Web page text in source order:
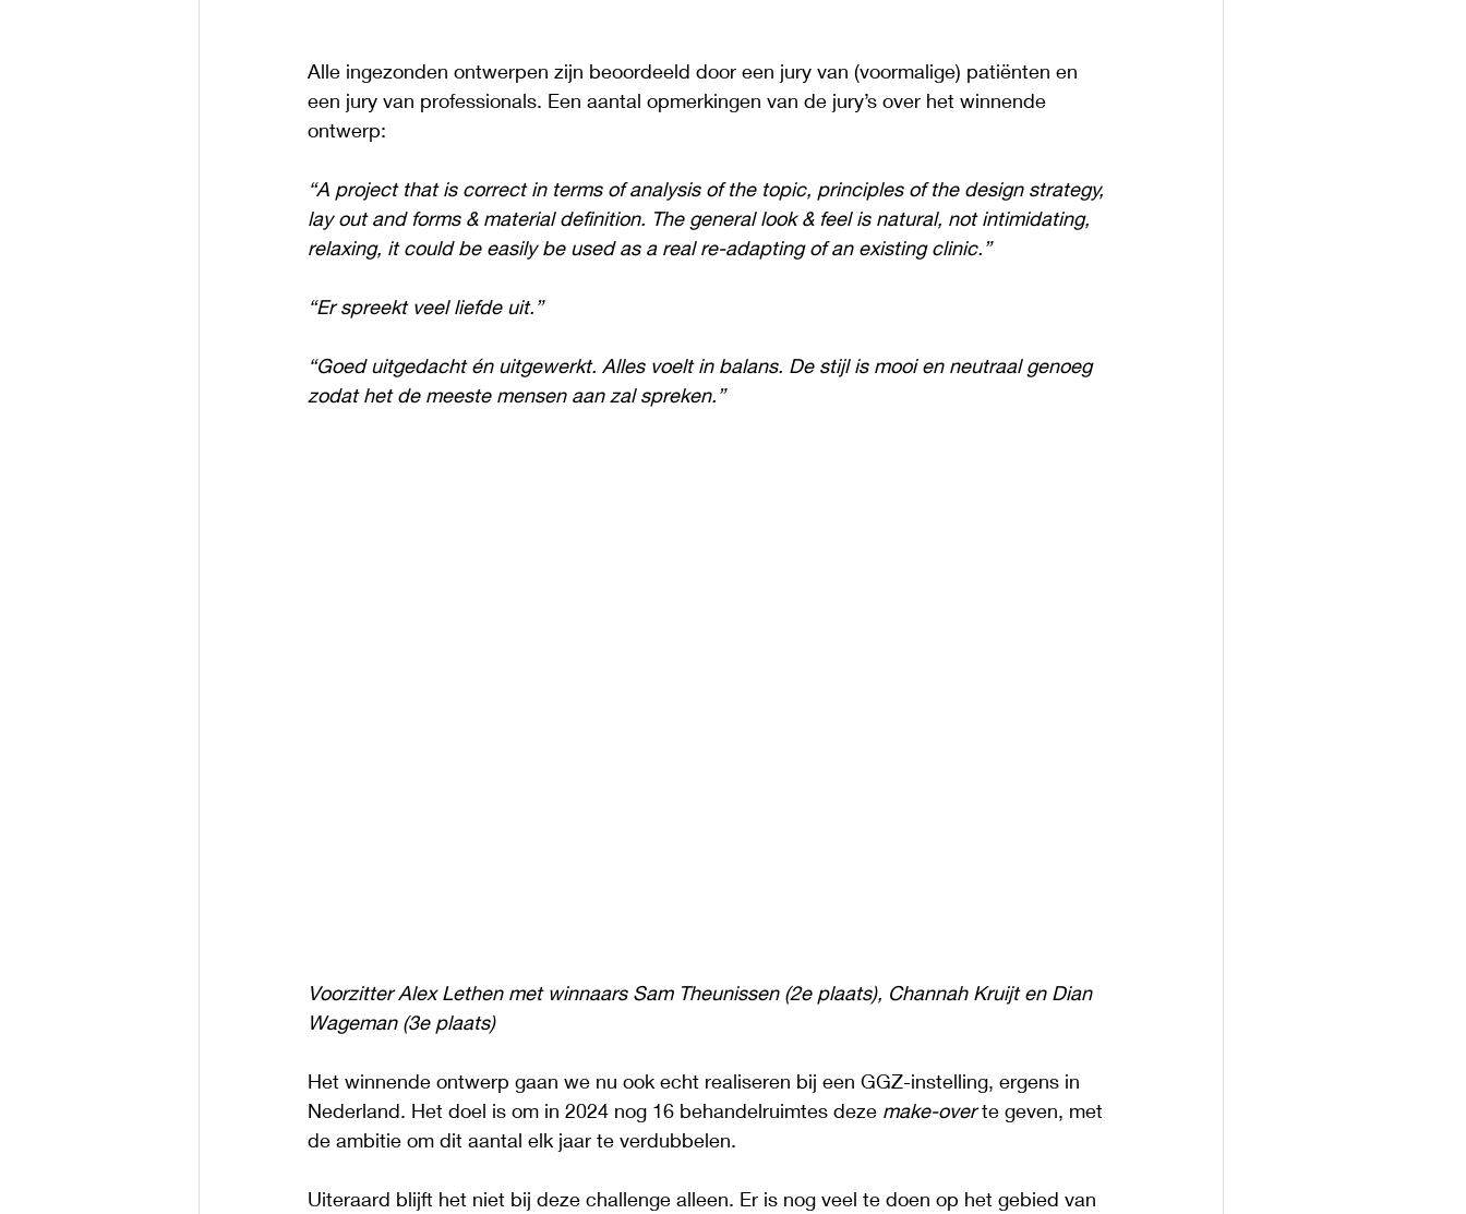
Alle ingezonden ontwerpen zijn beoordeeld door een jury van (voormalige) patiënten en
een jury van professionals. Een aantal opmerkingen van de jury’s over het winnende
ontwerp:
“A project that is correct in terms of analysis of the topic, principles of the design strategy,
lay out and forms & material definition. The general look & feel is natural, not intimidating,
relaxing, it could be easily be used as a real re-adapting of an existing clinic.”
“Er spreekt veel liefde uit.”
“Goed uitgedacht én uitgewerkt. Alles voelt in balans. De stijl is mooi en neutraal genoeg
zodat het de meeste mensen aan zal spreken.”
Voorzitter Alex Lethen met winnaars Sam Theunissen (2e plaats), Channah Kruijt en Dian
Wageman (3e plaats)
Het winnende ontwerp gaan we nu ook echt realiseren bij een GGZ-instelling, ergens in
Nederland. Het doel is om in 2024 nog 16 behandelruimtes deze make-over te geven, met
de ambitie om dit aantal elk jaar te verdubbelen.
Uiteraard blijft het niet bij deze challenge alleen. Er is nog veel te doen op het gebied van